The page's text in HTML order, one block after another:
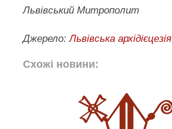
Львівський Митрополит
Джерело:Львівська архідієцезія
Схожі новини: